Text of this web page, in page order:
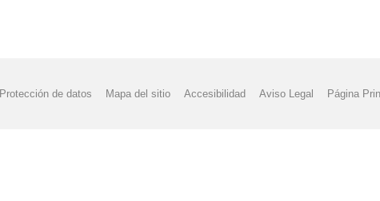
Protección de datos Mapa del sitio Accesibilidad Aviso Legal Página